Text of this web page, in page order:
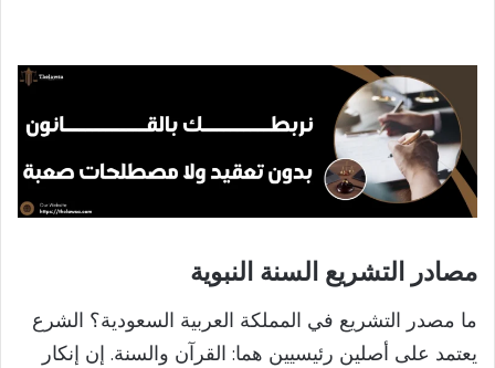
مصادر التشريع السنة النبوية
ما مصدر التشريع في المملكة العربية السعودية؟ الشرع
يعتمد على أصلين رئيسيين هما: القرآن والسنة. إن إنكار